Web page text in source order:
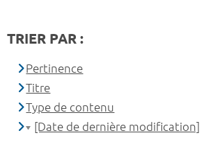
TRIER PAR :
Pertinence
Titre
Type de contenu
[Date de dernière modification]